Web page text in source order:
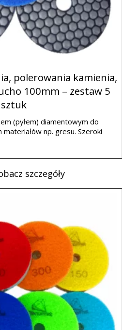
polerowania kamienia,
100mm – zestaw 5
sztuk
(pyłem) diamentowym do
np. gresu. Szeroki
szczegóły